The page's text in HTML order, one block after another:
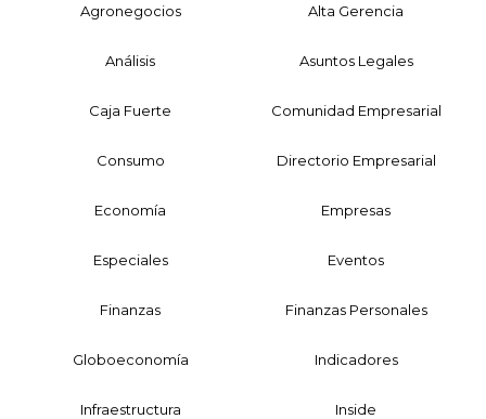
Agronegocios Alta Gerencia
Análisis Asuntos Legales
Caja Fuerte Comunidad Empresarial
Consumo Directorio Empresarial
Economía Empresas
Especiales Eventos
Finanzas Finanzas Personales
Globoeconomía Indicadores
Infraestructura Inside